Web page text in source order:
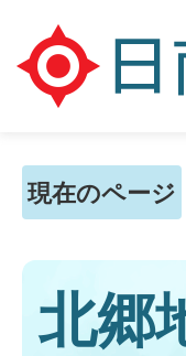
現在のページ
北郷